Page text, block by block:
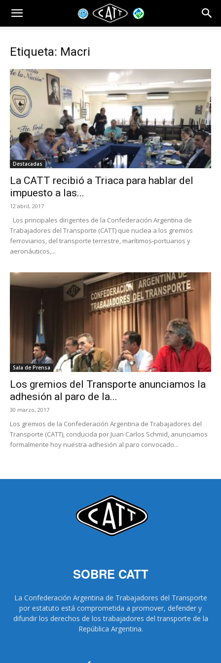
Etiqueta: Macri
Destacadas
La CATT recibió a Triaca para hablar del
impuesto a las...
12 abril, 2017
Los principales dirigentes de la Confederación Argentina de
Trabajadores del Transporte (CATT) que nuclea a los gremios
ferroviarios, del transporte terrestre, marítimos-portuarios y
aeronáuticos,...
Sala de Prensa
Los gremios del Transporte anunciamos la
adhesión al paro de la...
30 marzo, 2017
Los gremios de la Confederación Argentina de Trabajadores del
Transporte (CATT), conducida por Juan Carlos Schmid, anunciamos
formalmente hoy nuestra adhesión al paro convocado...
SOBRE CATT
La Confederación Argentina de Trabajadores del Transporte
por estatuto está comprometida a promover, defender y
difundir los derechos de los trabajadores del transporte de la
República Argentina.